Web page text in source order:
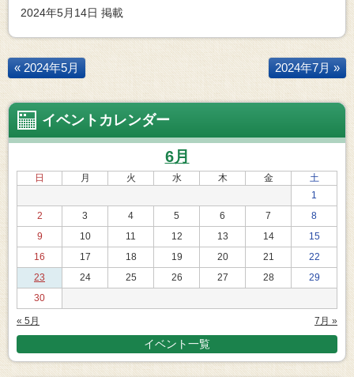
2024年5月14日 掲載
« 2024年5月 2024年7月 »
イベントカレンダー
6月
日 月 火 水 木 金
土
1
2
3 4 5 6 7
8
9
10 11 12 13 14
15
16
17 18 19 20 21
22
23
24 25 26 27 28
29
30
« 5月 7月 »
イベント一覧